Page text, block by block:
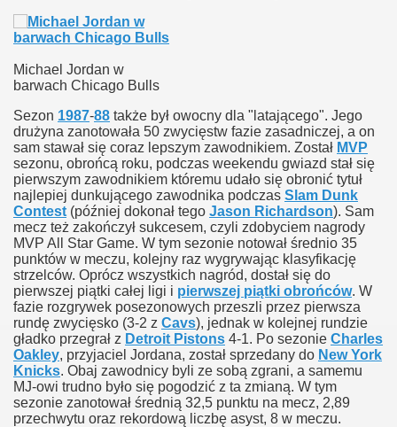
Michael Jordan w
barwach Chicago Bulls
Sezon 1987-88 także był owocny dla "latającego". Jego
drużyna zanotowała 50 zwycięstw fazie zasadniczej, a on
sam stawał się coraz lepszym zawodnikiem. Został MVP
sezonu, obrońcą roku, podczas weekendu gwiazd stał się
pierwszym zawodnikiem któremu udało się obronić tytuł
najlepiej dunkującego zawodnika podczas Slam Dunk
Contest (później dokonał tego Jason Richardson). Sam
mecz też zakończył sukcesem, czyli zdobyciem nagrody
MVP All Star Game. W tym sezonie notował średnio 35
punktów w meczu, kolejny raz wygrywając klasyfikację
strzelców. Oprócz wszystkich nagród, dostał się do
pierwszej piątki całej ligi i pierwszej piątki obrońców. W
fazie rozgrywek posezonowych przeszli przez pierwsza
rundę zwycięsko (3-2 z Cavs), jednak w kolejnej rundzie
gładko przegrał z Detroit Pistons 4-1. Po sezonie Charles
Oakley, przyjaciel Jordana, został sprzedany do New York
Knicks. Obaj zawodnicy byli ze sobą zgrani, a samemu
MJ-owi trudno było się pogodzić z ta zmianą. W tym
sezonie zanotował średnią 32,5 punktu na mecz, 2,89
przechwytu oraz rekordową liczbę asyst, 8 w meczu.